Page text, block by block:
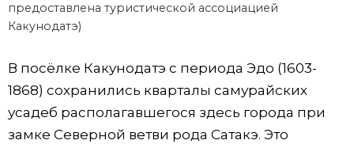
предоставлена туристической ассоциацией
Какунодатэ)
В посёлке Какунодатэ с периода Эдо (1603-
1868) сохранились кварталы самурайских
усадеб располагавшегося здесь города при
замке Северной ветви рода Сатакэ. Это